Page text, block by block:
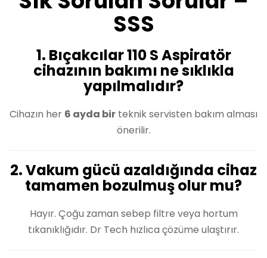
SSS
1. Bıçakcılar 110 S Aspiratör
cihazının bakımı ne sıklıkla
yapılmalıdır?
Cihazın her 6 ayda bir teknik servisten bakım alması
önerilir.
2. Vakum gücü azaldığında cihaz
tamamen bozulmuş olur mu?
Hayır. Çoğu zaman sebep filtre veya hortum
tıkanıklığıdır. Dr Tech hızlıca çözüme ulaştırır.